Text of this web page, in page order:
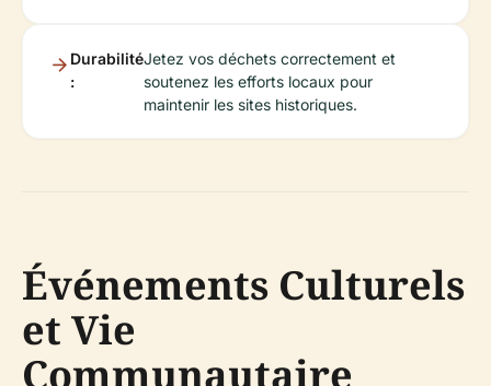
Durabilité
:
Jetez vos déchets correctement et
soutenez les efforts locaux pour
maintenir les sites historiques.
Événements Culturels
et Vie
Communautaire